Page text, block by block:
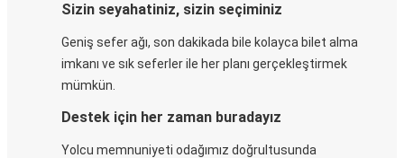
Sizin seyahatiniz, sizin seçiminiz
Geniş sefer ağı, son dakikada bile kolayca bilet alma
imkanı ve sık seferler ile her planı gerçekleştirmek
mümkün.
Destek için her zaman buradayız
Yolcu memnuniyeti odağımız doğrultusunda